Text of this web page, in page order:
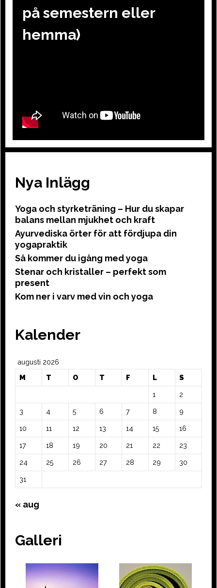
på semestern eller
hemma)
Nya Inlägg
Yoga och styrketräning – Hur du skapar
balans mellan mjukhet och kraft
Ayurvediska örter för att fördjupa din
yogapraktik
Så kommer du igång med yoga
Stenar och kristaller – perfekt som
present
Kom ner i varv med vin och yoga
Kalender
augusti 2026
M
T O T F L S
1 2
3 4 5 6 7 8 9
10 11 12 13 14 15 16
17 18 19 20 21 22 23
24 25 26 27 28 29 30
31
« aug
Galleri